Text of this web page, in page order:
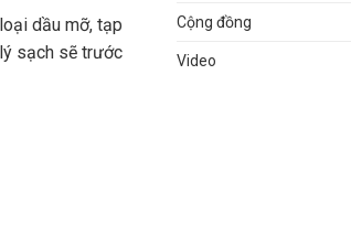
dầu mỡ, tạp
sạch sẽ trước
Cộng đồng
Video